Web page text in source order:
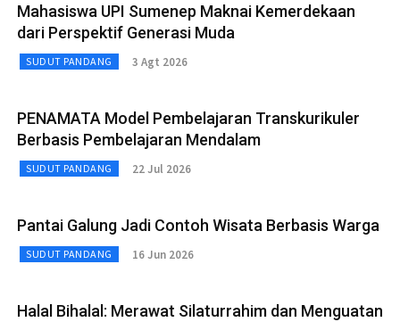
Mahasiswa UPI Sumenep Maknai Kemerdekaan
dari Perspektif Generasi Muda
SUDUT PANDANG 3 Agt 2026
PENAMATA Model Pembelajaran Transkurikuler
Berbasis Pembelajaran Mendalam
SUDUT PANDANG 22 Jul 2026
Pantai Galung Jadi Contoh Wisata Berbasis Warga
SUDUT PANDANG 16 Jun 2026
Halal Bihalal: Merawat Silaturrahim dan Menguatan